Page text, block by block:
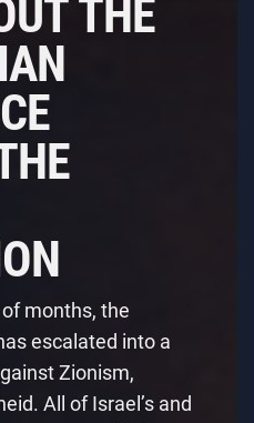
THE
months, the
escalated into a
Zionism,
All of Israel’s and